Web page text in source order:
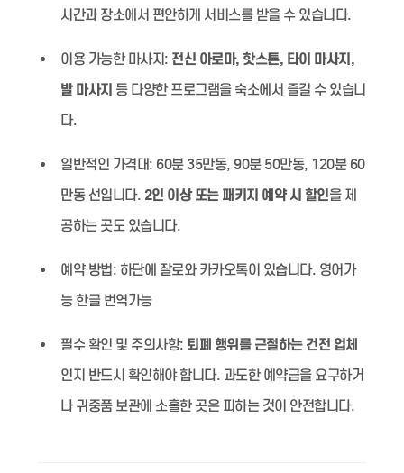
시간과 장소에서 편안하게 서비스를 받을 수 있습니다.
이용 가능한 마사지: 전신 아로마, 핫스톤, 타이 마사지,
발 마사지 등 다양한 프로그램을 숙소에서 즐길 수 있습니
다.
일반적인 가격대: 60분 35만동, 90분 50만동, 120분 60
만동 선입니다. 2인 이상 또는 패키지 예약 시 할인을 제
공하는 곳도 있습니다.
예약 방법: 하단에 잘로와 카카오톡이 있습니다. 영어가
능 한글 번역가능
필수 확인 및 주의사항: 퇴폐 행위를 근절하는 건전 업체
인지 반드시 확인해야 합니다. 과도한 예약금을 요구하거
나 귀중품 보관에 소홀한 곳은 피하는 것이 안전합니다.